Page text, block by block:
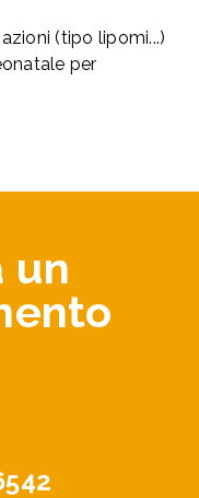
(tipo lipomi...)
per
un